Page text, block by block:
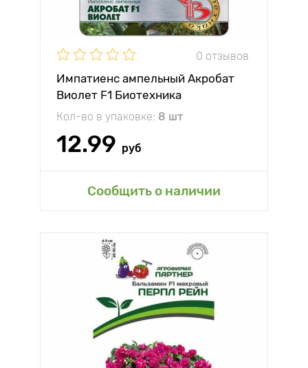
0 отзывов
Импатиенс ампельный Акробат
Виолет F1 Биотехника
Кол-во в упаковке: 8 шт
12.99 руб
Сообщить о наличии